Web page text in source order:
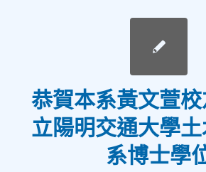
恭賀本系黃文萱校
立陽明交通大學
系博士學